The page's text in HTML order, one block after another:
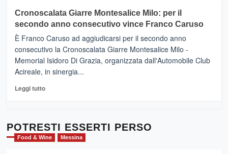
tra
sapori
vicoli
medievali
Mondello
(Palermo)
–
“E
adesso
Pasta
–
Sicilia
l’
evento
per
Cronoscalata Giarre Montesalice Milo: per il
secondo anno consecutivo vince Franco Caruso
È Franco Caruso ad aggiudicarsi per il secondo anno
consecutivo la Cronoscalata Giarre Montesalice Milo -
Memorial Isidoro Di Grazia, organizzata dall'Automobile Club
Acireale, in sinergia...
Leggi tuttoLeggi
Cronoscalata
Giarre
Montesalice
POTRESTI ESSERTI PERSO
Food & Wine Messina